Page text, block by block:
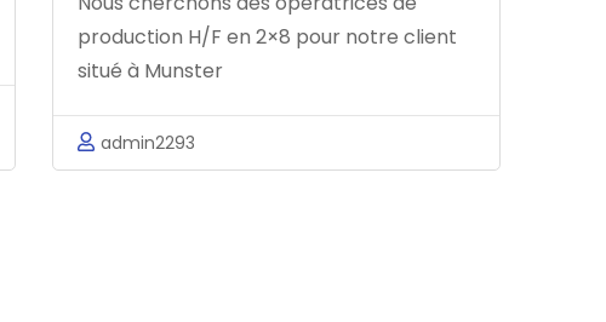
production H/F en 2×8 pour notre client
situé à Munster
admin2293